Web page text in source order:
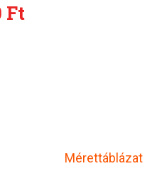
Ft
Mérettáblázat